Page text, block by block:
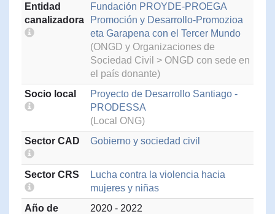
Entidad
canalizadora
Fundación PROYDE-PROEGA
Promoción y Desarrollo-Promozioa
eta Garapena con el Tercer Mundo
(ONGD y Organizaciones de
Sociedad Civil > ONGD con sede en
el país donante)
Socio local
Proyecto de Desarrollo Santiago -
PRODESSA
(Local ONG)
Sector CAD
Gobierno y sociedad civil
Sector CRS
Lucha contra la violencia hacia
mujeres y niñas
Año de
2020 - 2022